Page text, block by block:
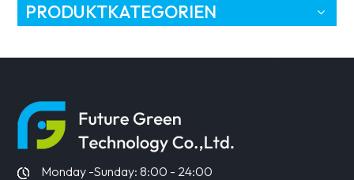
PRODUKTKATEGORIEN
Monday -Sunday: 8:00 - 24:00